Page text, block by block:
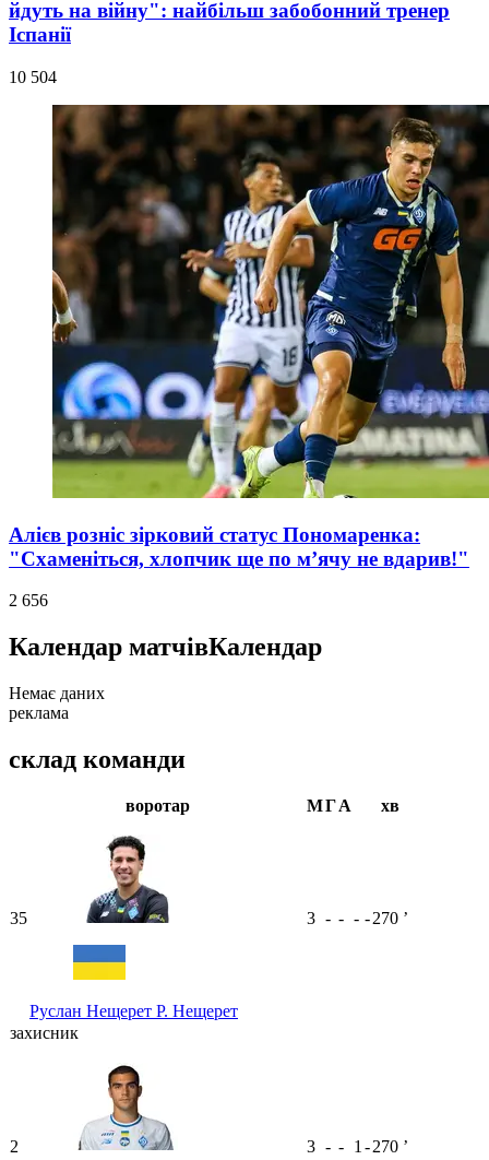
йдуть на війну": найбільш забобонний тренер
Іспанії
10 504
Алієв розніс зірковий статус Пономаренка:
"Схаменіться, хлопчик ще по м’ячу не вдарив!"
2 656
Календар матчівКалендар
Немає даних
реклама
склад команди
воротар МГА хв
35
Руслан Нещерет Р. Нещерет
3 - - - -270 ʼ
захисник
2 3 - - 1 -270 ʼ